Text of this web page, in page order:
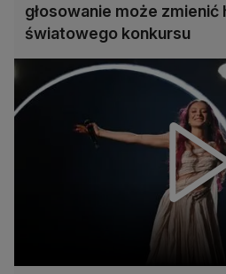
głosowanie może zmienić
światowego konkursu